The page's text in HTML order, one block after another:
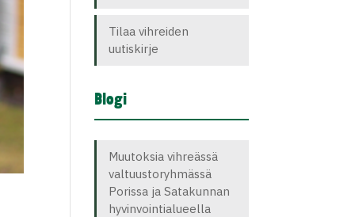
Tilaa vihreiden
uutiskirje
Blogi
Muutoksia vihreässä
valtuustoryhmässä
Porissa ja Satakunnan
hyvinvointialueella